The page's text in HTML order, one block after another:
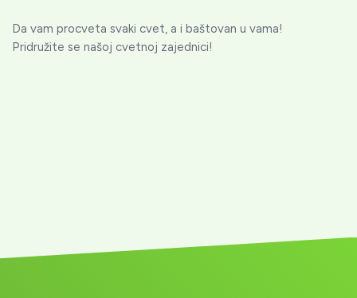
Da vam procveta svaki cvet, a i baštovan u vama!
Pridružite se našoj cvetnoj zajednici!